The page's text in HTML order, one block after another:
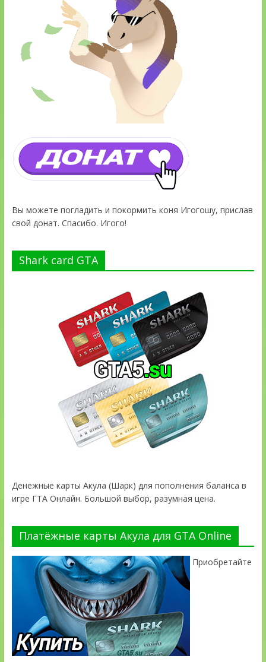
Вы можете погладить и покормить коня Игогошу, прислав
свой донат. Спасибо. Игого!
Shark card GTA
Денежные карты Акула (Шарк) для пополнения баланса в
игре ГТА Онлайн. Большой выбор, разумная цена.
Платёжные карты Акула для GTA Online
Приобретайте